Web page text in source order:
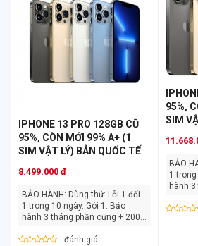
IPHONE 13 PRO 128GB CŨ
95%, CÒN MỚI 99% A+ (1
SIM VẬT LÝ) BẢN QUỐC TẾ
8.499.000 đ
BẢO HÀNH: Dùng thử: Lỗi 1 đổi
1 trong 10 ngày. Gói 1: Bảo
hành 3 tháng phần cứng + 200k
đánh giá
95%,
SIM
BẢO HÀNH: Dùng
1 trong 10
hành 3